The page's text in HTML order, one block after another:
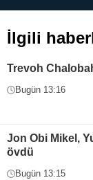
İlgili
Trevoh
Bugün 13:16
Jon Obi Mikel,
övdü
Bugün 13:15